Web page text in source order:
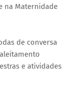
na Maternidade
de conversa
e atividades